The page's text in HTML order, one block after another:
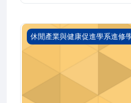
運動生理學 一
休閒產業與健康促進學系進修